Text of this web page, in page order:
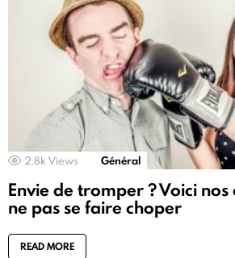
2.8k Views Général
Envie de tromper ? Voici
ne pas se faire choper
READ MORE